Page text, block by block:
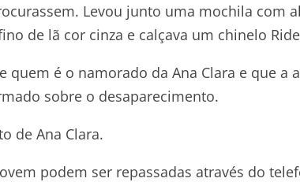
Levou junto uma mochila com
de lã cor cinza e calçava um chinelo
quem é o namorado da Ana Clara e que a
sobre o desaparecimento.
de Ana Clara.
podem ser repassadas através do